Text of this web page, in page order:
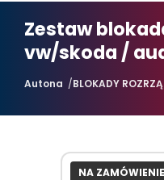
Zestaw
vw/skoda /
Autona BLOKADY
NA ZAMÓWIENIE